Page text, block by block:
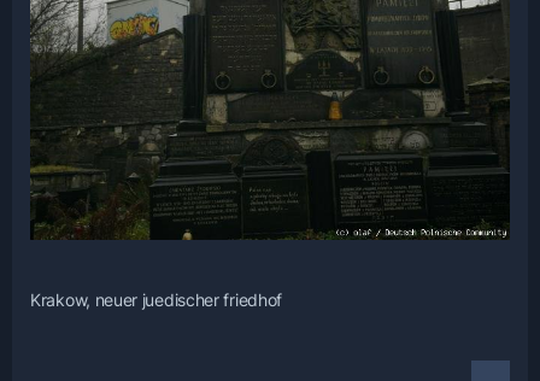
Krakow, neuer juedischer friedhof